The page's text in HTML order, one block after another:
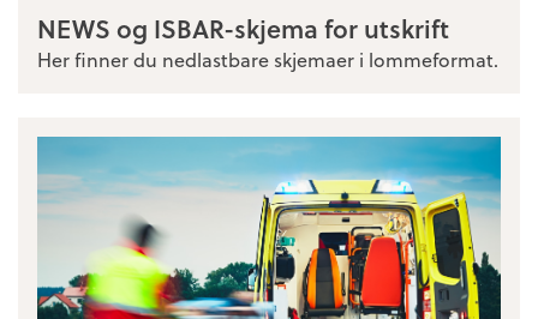
NEWS og ISBAR-skjema for utskrift
Her finner du nedlastbare skjemaer i lommeformat.